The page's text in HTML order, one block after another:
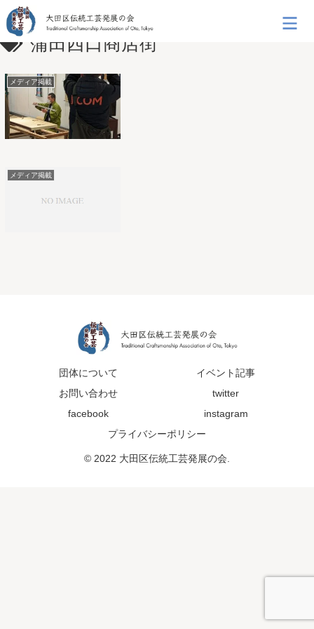
蒲田西口商店街
メディア掲載
メディア掲載
団体について
イベント記事
お問い合わせ
twitter
facebook
instagram
プライバシーポリシー
© 2022 大田区伝統工芸発展の会.